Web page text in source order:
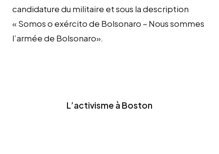
candidature du militaire et sous la description
« Somos o exército de Bolsonaro – Nous sommes
l’armée de Bolsonaro».
L’activisme à Boston